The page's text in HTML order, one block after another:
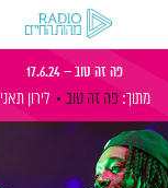
פה זה טוב – 17.6.24
מתוך: פה זה טוב לירון תאני